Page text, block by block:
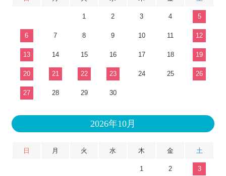
1 2 3 4 5
6 7 8 9 10 11 12
13 14 15 16 17 18 19
20 21 22 23 24 25 26
27 28 29 30
2026年10月
日 月 火 水 木 金 土
1 2 3